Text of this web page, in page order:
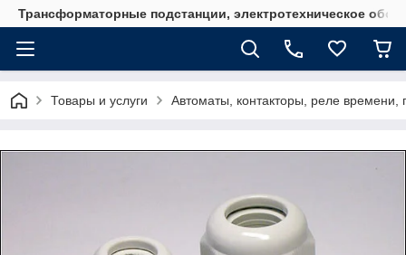
Трансформаторные подстанции, электротехническое
Товары и услуги Автоматы, контакторы, реле